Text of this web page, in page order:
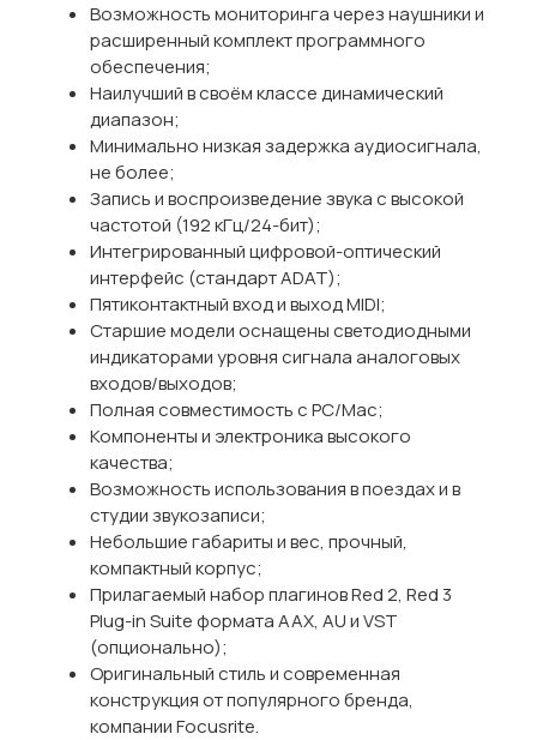
Возможность мониторинга через наушники и
расширенный комплект программного
обеспечения;
Наилучший в своём классе динамический
диапазон;
Минимально низкая задержка аудиосигнала,
не более;
Запись и воспроизведение звука с высокой
частотой (192 кГц/24-бит);
Интегрированный цифровой-оптический
интерфейс (стандарт ADAT);
Пятиконтактный вход и выход MIDI;
Старшие модели оснащены светодиодными
индикаторами уровня сигнала аналоговых
входов/выходов;
Полная совместимость с PC/Mac;
Компоненты и электроника высокого
качества;
Возможность использования в поездах и в
студии звукозаписи;
Небольшие габариты и вес, прочный,
компактный корпус;
Прилагаемый набор плагинов Red 2, Red 3
Plug-in Suite формата AAX, AU и VST
(опционально);
Оригинальный стиль и современная
конструкция от популярного бренда,
компании Focusrite.